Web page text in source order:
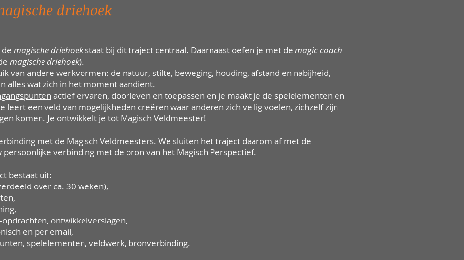
driehoek
magische driehoekstaat bij dit traject centraal. Daarnaast oefen je met de magic coach
magische driehoek).
van andere werkvormen: de natuur, stilte, beweging, houding, afstand en nabijheid,
alles wat zich in het moment aandient.
actief ervaren, doorleven en toepassen en je maakt je de spelelementen en
leert een veld van mogelijkheden creëren waar anderen zich veilig voelen, zichzelf zijn
komen. Je ontwikkelt je tot Magisch Veldmeester!
met de Magisch Veldmeesters. We sluiten het traject daarom af met de
verbinding met de bron van het Magisch Perspectief.
bestaat uit:
over ca. 30 weken),
ontwikkelverslagen,
en per email,
spelelementen, veldwerk, bronverbinding.